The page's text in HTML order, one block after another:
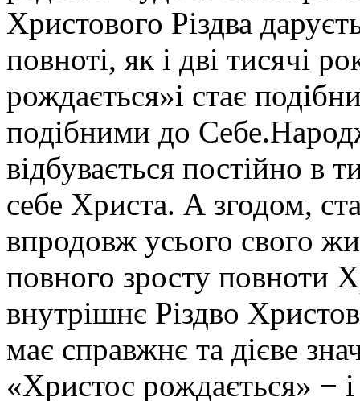
Христового Різдва
повноті, як і дві тисячі
рождається»і стає
подібними до
відбувається постійно в
себе Христа. А згодом,
впродовж усього свого
повного зросту повноти
внутрішнє Різдво
має справжнє та дієве
«Христос рождається» −